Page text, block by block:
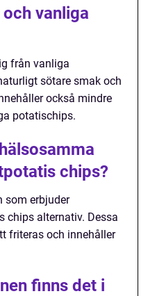
vanliga
från vanliga
sötare smak och
också mindre
potatischips.
chips?
som erbjuder
chips alternativ. Dessa
friteras och innehåller
finns det i